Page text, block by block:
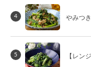
4 やみつ
5 【レン